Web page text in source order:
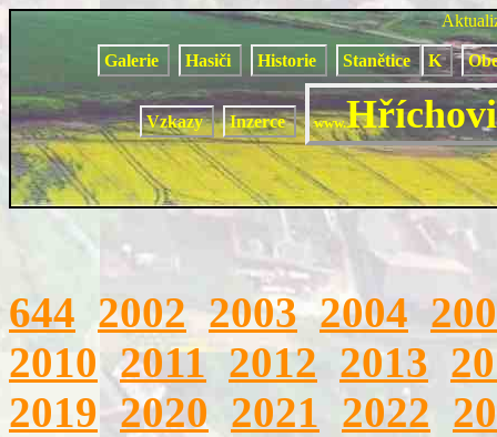
Galerie Hasiči Historie Stanětice K
Vzkazy Inzerce www.
644 2002 2003 2004
2010 2011 2012 2013
2019 2020 2021 2022